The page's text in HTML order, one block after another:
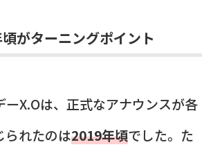
がターニングポイント
ーX.Oは、正式なアナウンスが各
られたのは2019年頃でした。た